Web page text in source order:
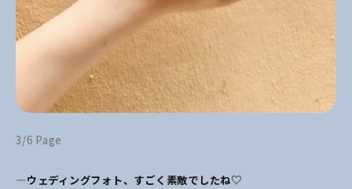
3/6 Page
―ウェディングフォト、すごく素敵でしたね♡